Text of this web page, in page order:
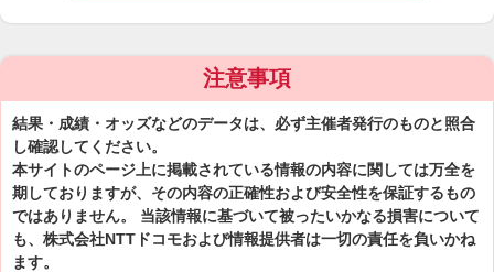
注意事項
結果・成績・オッズなどのデータは、必ず主催者発行のものと照合
し確認してください。
本サイトのページ上に掲載されている情報の内容に関しては万全を
期しておりますが、その内容の正確性および安全性を保証するもの
ではありません。 当該情報に基づいて被ったいかなる損害について
も、株式会社NTTドコモおよび情報提供者は一切の責任を負いかね
ます。